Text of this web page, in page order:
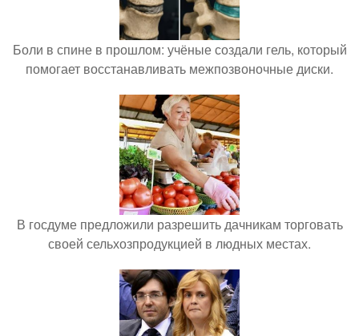
Боли в спине в прошлом: учёные создали гель, который
помогает восстанавливать межпозвоночные диски.
В госдуме предложили разрешить дачникам торговать
своей сельхозпродукцией в людных местах.